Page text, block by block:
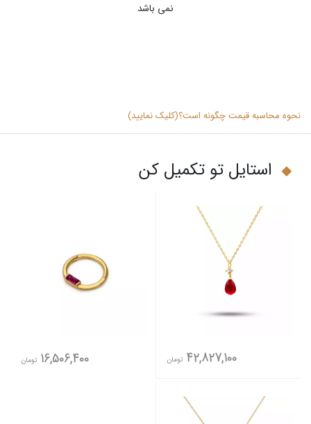
نمی باشد
نحوه محاسبه قیمت چگونه است؟(کلیک نمایید)
استایل تو تکمیل کن
42,827,100 تومان 16,506,400 تومان